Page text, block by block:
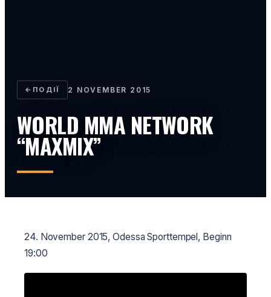
← ПОДІЇ 2 NOVEMBER 2015
WORLD MMA NETWORK
“MAXMIX”
24. November 2015, Odessa Sporttempel, Beginn
19:00